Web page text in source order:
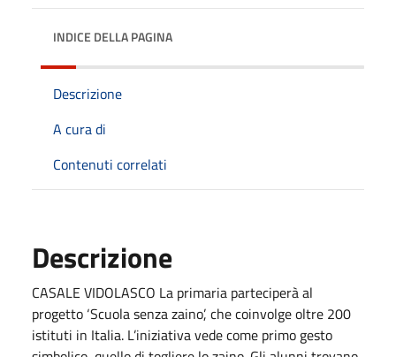
INDICE DELLA PAGINA
Descrizione
A cura di
Contenuti correlati
Descrizione
CASALE VIDOLASCO La primaria parteciperà al
progetto ‘Scuola senza zaino’, che coinvolge oltre 200
istituti in Italia. L’iniziativa vede come primo gesto